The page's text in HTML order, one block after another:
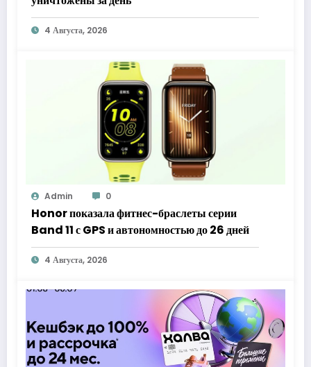
4 Августа, 2026
Admin 0
Honor показала фитнес-браслеты серии
Band 11 с GPS и автономностью до 26 дней
4 Августа, 2026